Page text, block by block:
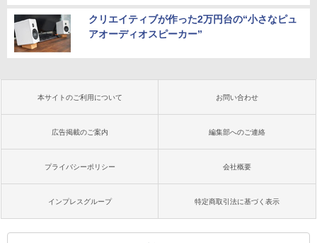
クリエイティブが作った2万円台の“小さなピュ
アオーディオスピーカー”
本サイトのご利用について お問い合わせ
広告掲載のご案内 編集部へのご連絡
プライバシーポリシー 会社概要
インプレスグループ 特定商取引法に基づく表示